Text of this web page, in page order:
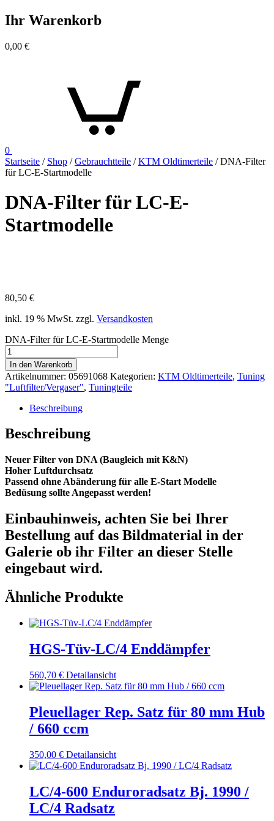
Ihr Warenkorb
0,00 €
0
Startseite / Shop /Gebrauchtteile /KTM Oldtimerteile / DNA-Filter
für LC-E-Startmodelle
DNA-Filter für LC-E-
Startmodelle
80,50 €
inkl. 19 % MwSt. zzgl. Versandkosten
DNA-Filter für LC-E-Startmodelle Menge
In den Warenkorb
Artikelnummer: 05691068 Kategorien: KTM Oldtimerteile, Tuning
"Luftfilter/Vergaser", Tuningteile
Beschreibung
Beschreibung
Neuer Filter von DNA (Baugleich mit K&N)
Hoher Luftdurchsatz
Passend ohne Abänderung für alle E-Start Modelle
Bedüsung sollte Angepasst werden!
Einbauhinweis, achten Sie bei Ihrer
Bestellung auf das Bildmaterial in der
Galerie ob ihr Filter an dieser Stelle
eingebaut wird.
Ähnliche Produkte
HGS-Tüv-LC/4 Enddämpfer
560,70 € Detailansicht
Pleuellager Rep. Satz für 80 mm Hub
/ 660 ccm
350,00 € Detailansicht
LC/4-600 Enduroradsatz Bj. 1990 /
LC/4 Radsatz